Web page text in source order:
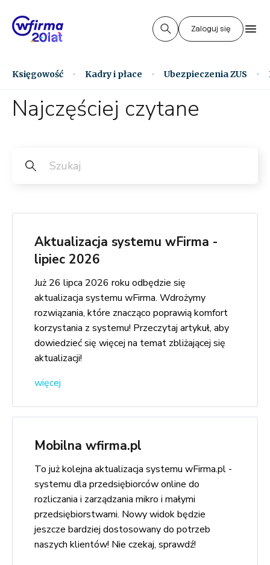
Zaloguj się
Księgowość Kadry i płace Ubezpieczenia ZUS
Najczęściej czytane
Aktualizacja systemu wFirma -
lipiec 2026
Już 26 lipca 2026 roku odbędzie się
aktualizacja systemu wFirma. Wdrożymy
rozwiązania, które znacząco poprawią komfort
korzystania z systemu! Przeczytaj artykuł, aby
dowiedzieć się więcej na temat zbliżającej się
aktualizacji!
więcej
Mobilna wfirma.pl
To już kolejna aktualizacja systemu wFirma.pl -
systemu dla przedsiębiorców online do
rozliczania i zarządzania mikro i małymi
przedsiębiorstwami. Nowy widok będzie
jeszcze bardziej dostosowany do potrzeb
naszych klientów! Nie czekaj, sprawdź!